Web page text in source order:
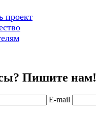
проект
Пишите нам!
E-mail